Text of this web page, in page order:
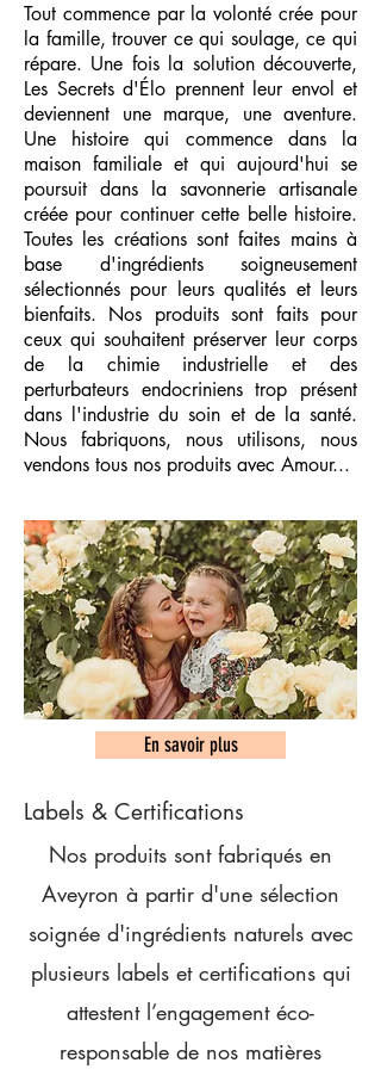
Tout commence par la volonté crée pour
la famille, trouver ce qui soulage, ce qui
répare. Une fois la solution découverte,
Les Secrets d'Élo prennent leur envol et
deviennent une marque, une aventure.
Une histoire qui commence dans la
maison familiale et qui aujourd'hui se
poursuit dans la savonnerie artisanale
créée pour continuer cette belle histoire.
Toutes les créations sont faites mains à
base d'ingrédients soigneusement
sélectionnés pour leurs qualités et leurs
bienfaits. Nos produits sont faits pour
ceux qui souhaitent préserver leur corps
de la chimie industrielle et des
perturbateurs endocriniens trop présent
dans l'industrie du soin et de la santé.
Nous fabriquons, nous utilisons, nous
vendons tous nos produits avec Amour...
En savoir plus
Labels & Certifications
Nos produits sont fabriqués en
Aveyron à partir d'une sélection
soignée d'ingrédients naturels avec
plusieurs labels et certifications qui
attestent l’engagement éco-
responsable de nos matières